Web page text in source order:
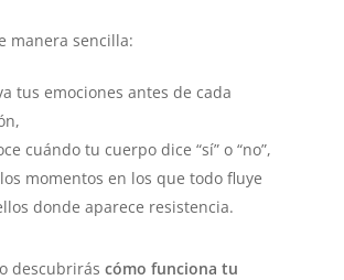
manera sencilla:
tus emociones antes de cada
cuándo tu cuerpo dice “sí” o “no”,
momentos en los que todo fluye
donde aparece resistencia.
descubrirás cómo funciona tu